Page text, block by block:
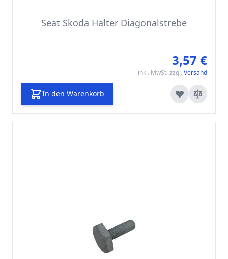
Seat Skoda Halter Diagonalstrebe
3,57 €
inkl. MwSt. zzgl. Versand
In den Warenkorb